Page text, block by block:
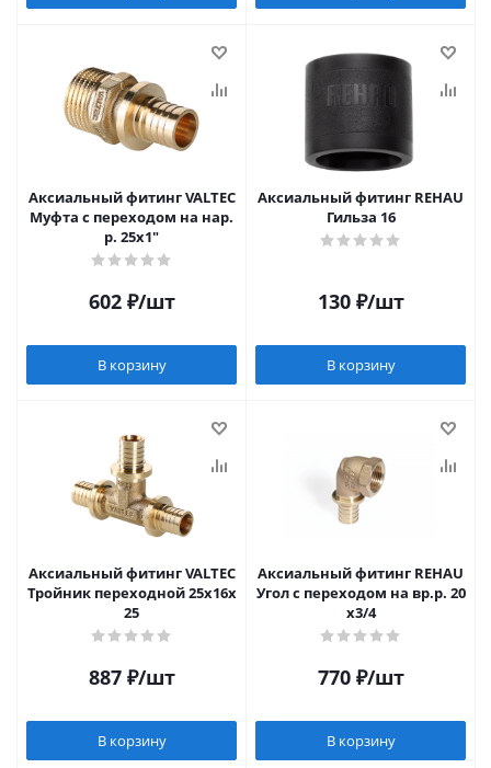
Аксиальный фитинг VALTEC
Муфта с переходом на нар.
р. 25х1"
602₽/шт
В корзину
Аксиальный фитинг REHAU
Гильза 16
130₽/шт
В корзину
Аксиальный фитинг VALTEC
Тройник переходной 25х16х
25
887₽/шт
В корзину
Аксиальный фитинг REHAU
Угол с переходом на вр.р. 20
х3/4
770₽/шт
В корзину